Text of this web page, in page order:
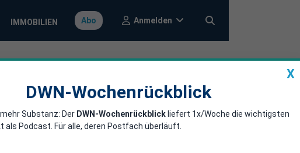
IMMOBILIEN Abo Anmelden
Modelle
X
DWN-Wochenrückblick
Substanz: Der DWN-Wochenrückblick liefert 1x/Woche die wichtigsten
als Podcast. Für alle, deren Postfach überläuft.